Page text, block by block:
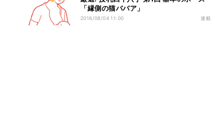
「縁側の猫ババア」
2016/08/04 11:00 連載